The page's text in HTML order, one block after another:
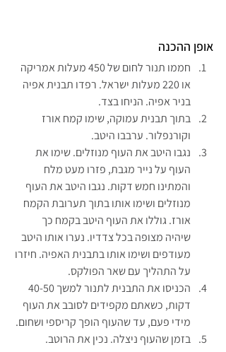
אופן ההכנה
חממו תנור לחום של 450 מעלות אמריקה
או 220 מעלות ישראל. רפדו תבנית אפיה
בניר אפיה. הניחו בצד.
בתוך תבנית עמוקה, שימו קמח אורז
וקורנפלור. ערבבו היטב.
נגבו היטב את העוף מנוזלים. שימו את
העוף על נייר מגבת, פזרו מעט מלח
והמתינו חמש דקות. נגבו היטב את העוף
מנוזלים ושימו אותו בתוך תערובת הקמח
אורז. גוללו את העוף היטב בקמח כך
שיהיה מצופה בכל צדדיו. נערו אותו היטב
מעודפים ושימו אותו בתבנית האפיה. חיזרו
על התהליך עם שאר הפולקס.
דקות, כשאתם מקפידים לסובב את העוף
מידי פעם, עד שהעוף הופך קריספי ושחום.
בזמן שהעוף ניצלה. נכין את הרוטב.